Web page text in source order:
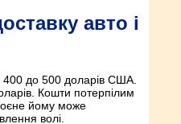
авто і
400 до 500 доларів США.
Кошти потерпілим
йому може
волі.